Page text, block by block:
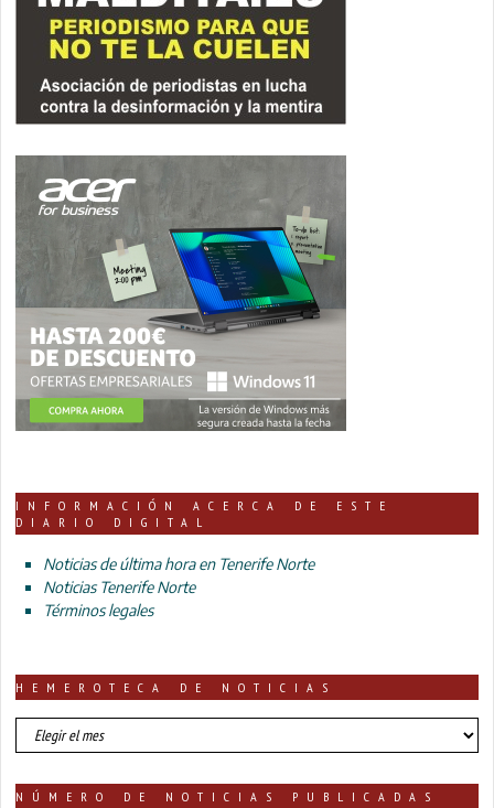
INFORMACIÓN ACERCA DE ESTE
DIARIO DIGITAL
Noticias de última hora en Tenerife Norte
Noticias Tenerife Norte
Términos legales
HEMEROTECA DE NOTICIAS
HEMEROTECA
DE
NÚMERO DE NOTICIAS PUBLICADAS